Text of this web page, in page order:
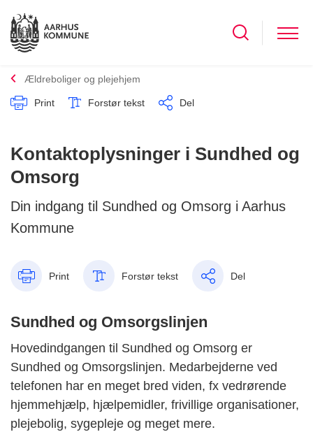
Ældreboliger og plejehjem
Print Forstør tekst Del
Kontaktoplysninger i Sundhed og
Omsorg
Din indgang til Sundhed og Omsorg i Aarhus
Kommune
Print Forstør tekst Del
Sundhed og Omsorgslinjen
Hovedindgangen til Sundhed og Omsorg er
Sundhed og Omsorgslinjen. Medarbejderne ved
telefonen har en meget bred viden, fx vedrørende
hjemmehjælp, hjælpemidler, frivillige organisationer,
plejebolig, sygepleje og meget mere.